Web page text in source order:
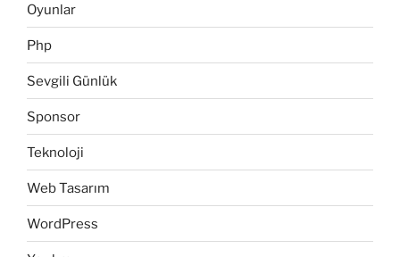
Oyunlar
Php
Sevgili Günlük
Sponsor
Teknoloji
Web Tasarım
WordPress